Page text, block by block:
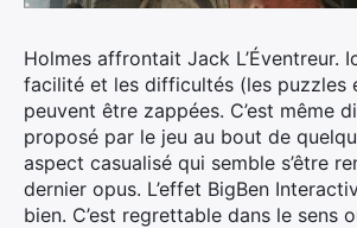
Holmes affrontait Jack L’Éventreur.
facilité et les difficultés (les puzzles
peuvent être zappées. C’est même
proposé par le jeu au bout de
aspect casualisé qui semble s’être
dernier opus. L’effet BigBen
bien. C’est regrettable dans le sens